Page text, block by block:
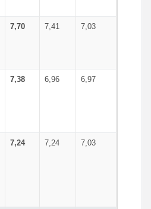
7,70 7,41 7,03
7,38 6,96 6,97
7,24 7,24 7,03